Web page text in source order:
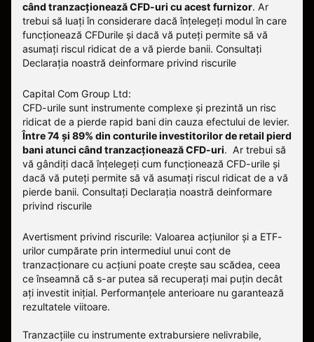
când tranzacționează CFD-uri cu acest furnizor. Ar
trebui să luați în considerare dacă înțelegeți modul în care
funcționează CFDurile și dacă vă puteți permite să vă
asumați riscul ridicat de a vă pierde banii. Consultați
Declarația noastră deinformare privind riscurile
Capital Com Group Ltd:
CFD-urile sunt instrumente complexe și prezintă un risc
ridicat de a pierde rapid bani din cauza efectului de levier.
Între 74 și 89% din conturile investitorilor de retail pierd
bani atunci când tranzacționează CFD-uri. Ar trebui să
vă gândiți dacă înțelegeți cum funcționează CFD-urile și
dacă vă puteți permite să vă asumați riscul ridicat de a vă
pierde banii. Consultați Declarația noastră deinformare
privind riscurile
Avertisment privind riscurile: Valoarea acțiunilor și a ETF-
urilor cumpărate prin intermediul unui cont de
tranzacționare cu acțiuni poate crește sau scădea, ceea
ce înseamnă că s-ar putea să recuperați mai puțin decât
ați investit inițial. Performanțele anterioare nu garantează
rezultatele viitoare.
Tranzacțiile cu instrumente extrabursiere nelivrabile,